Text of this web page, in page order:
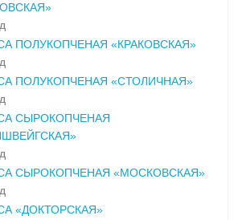
ПОЛУКОПЧЕНАЯ «КРАКОВСКАЯ»
ПОЛУКОПЧЕНАЯ «СТОЛИЧНАЯ»
СЫРОКОПЧЕНАЯ
СЫРОКОПЧЕНАЯ «МОСКОВСКАЯ»
«ДОКТОРСКАЯ»